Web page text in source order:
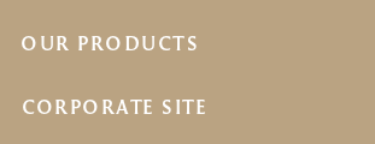
OUR PRODUCTS
CORPORATE SITE